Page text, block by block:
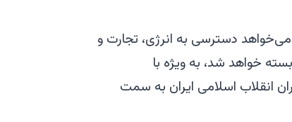
دسترسی به انرژی، تجارت و
خواهد شد، به ویژه با
انقلاب اسلامی ایران به سمت